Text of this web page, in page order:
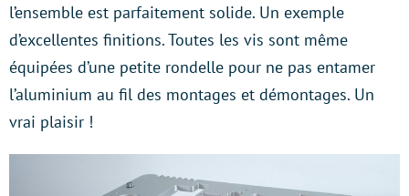
l’ensemble est parfaitement solide. Un exemple
d’excellentes finitions. Toutes les vis sont même
équipées d’une petite rondelle pour ne pas entamer
l’aluminium au fil des montages et démontages. Un
vrai plaisir !